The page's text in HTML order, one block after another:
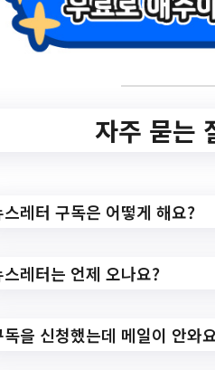
✅ 지원 소식 상세
https://
미디어실 대관 및
작성일: 2023-10-
3. [화성시
자주 묻는
스레터 구독은 어떻게 해요?
스레터는 언제 오나요?
독을 신청했는데 메일이 안와